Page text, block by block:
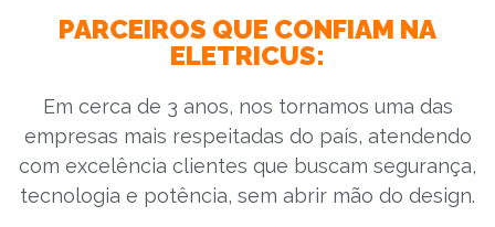
PARCEIROS QUE CONFIAM NA
ELETRICUS:
Em cerca de 3 anos, nos tornamos uma das
empresas mais respeitadas do país, atendendo
com excelência clientes que buscam segurança,
tecnologia e potência, sem abrir mão do design.